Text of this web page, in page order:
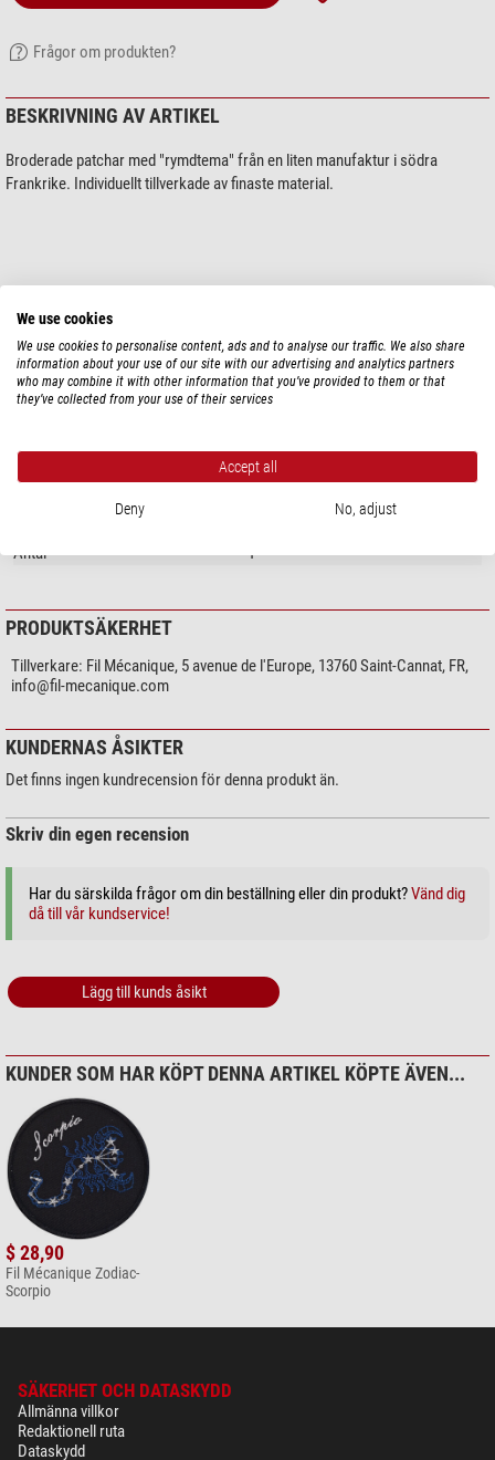
Frågor om produkten?
BESKRIVNING AV ARTIKEL
Broderade patchar med "rymdtema" från en liten manufaktur i södra
Frankrike. Individuellt tillverkade av finaste material.
Visa mer...
TEKNISKA DATA
Antal
1
PRODUKTSÄKERHET
Tillverkare: Fil Mécanique, 5 avenue de l'Europe, 13760 Saint-Cannat, FR,
info@fil-mecanique.com
KUNDERNAS ÅSIKTER
Det finns ingen kundrecension för denna produkt än.
Skriv din egen recension
Har du särskilda frågor om din beställning eller din produkt?Vänd dig
då till vår kundservice!
Lägg till kunds åsikt
KUNDER SOM HAR KÖPT DENNA ARTIKEL KÖPTE ÄVEN...
$ 28,90
Fil Mécanique Zodiac-
Scorpio
SÄKERHET OCH DATASKYDD
Allmänna villkor
Redaktionell ruta
Dataskydd
We use cookies
We use cookies to personalise content, ads and to analyse our traffic. We also share
information about your use of our site with our advertising and analytics partners
who may combine it with other information that you’ve provided to them or that
they’ve collected from your use of their services
Accept all
Deny No, adjust